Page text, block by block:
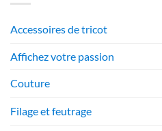
Accessoires de tricot
Affichez votre passion
Couture
Filage et feutrage